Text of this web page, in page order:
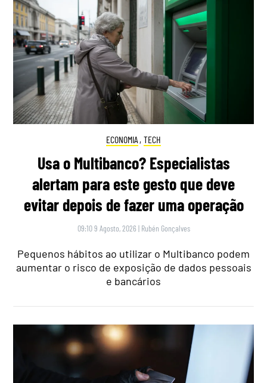
ECONOMIA , TECH
Usa o Multibanco? Especialistas
alertam para este gesto que deve
evitar depois de fazer uma operação
09:10 9 Agosto, 2026 | Rubén Gonçalves
Pequenos hábitos ao utilizar o Multibanco podem
aumentar o risco de exposição de dados pessoais
e bancários